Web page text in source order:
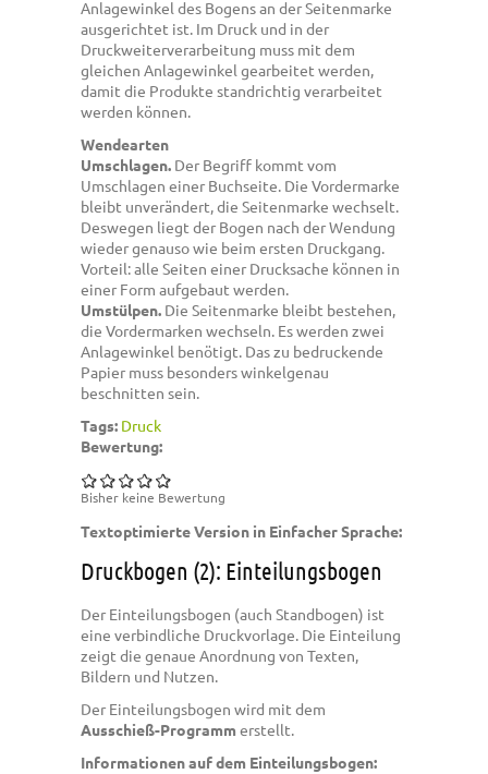
Anlagewinkel des Bogens an der Seitenmarke
ausgerichtet ist. Im Druck und in der
Druckweiterverarbeitung muss mit dem
gleichen Anlagewinkel gearbeitet werden,
damit die Produkte standrichtig verarbeitet
werden können.
Wendearten
Umschlagen. Der Begriff kommt vom
Umschlagen einer Buchseite. Die Vordermarke
bleibt unverändert, die Seitenmarke wechselt.
Deswegen liegt der Bogen nach der Wendung
wieder genauso wie beim ersten Druckgang.
Vorteil: alle Seiten einer Drucksache können in
einer Form aufgebaut werden.
Umstülpen. Die Seitenmarke bleibt bestehen,
die Vordermarken wechseln. Es werden zwei
Anlagewinkel benötigt. Das zu bedruckende
Papier muss besonders winkelgenau
beschnitten sein.
Tags: Druck
Bewertung:
Bisher keine Bewertung
Textoptimierte Version in Einfacher Sprache:
Druckbogen (2): Einteilungsbogen
Der Einteilungsbogen (auch Standbogen) ist
eine verbindliche Druckvorlage. Die Einteilung
zeigt die genaue Anordnung von Texten,
Bildern und Nutzen.
Der Einteilungsbogen wird mit dem
Ausschieß-Programm erstellt.
Informationen auf dem Einteilungsbogen: